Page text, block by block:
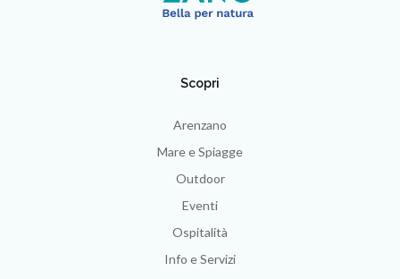
Scopri
Arenzano
Mare e Spiagge
Outdoor
Eventi
Ospitalità
Info e Servizi